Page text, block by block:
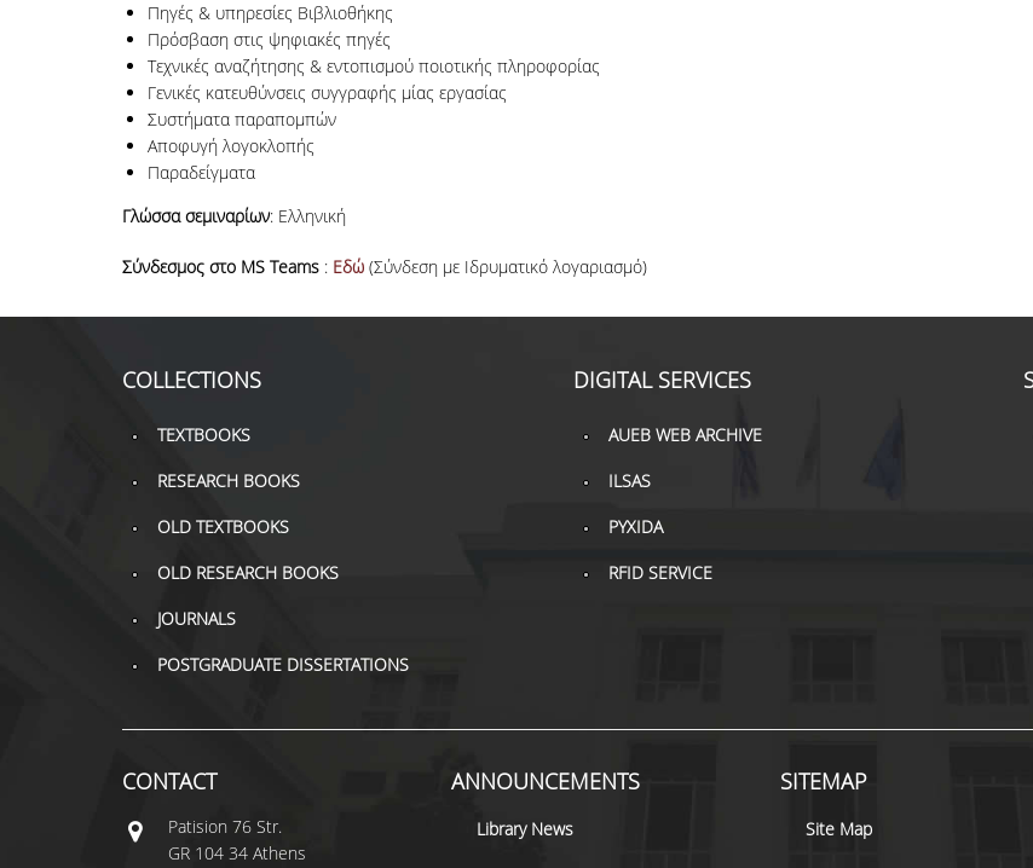
Πηγές & υπηρεσίες Βιβλιοθήκης
Πρόσβαση στις ψηφιακές πηγές
Τεχνικές αναζήτησης & εντοπισμού ποιοτικής πληροφορίας
Γενικές κατευθύνσεις συγγραφής μίας εργασίας
Συστήματα παραπομπών
Αποφυγή λογοκλοπής
Παραδείγματα
Γλώσσα σεμιναρίων: Ελληνική
Σύνδεσμος στο MS Teams : Εδώ (Σύνδεση με Ιδρυματικό λογαριασμό)
COLLECTIONS
TEXTBOOKS
RESEARCH BOOKS
OLD TEXTBOOKS
OLD RESEARCH BOOKS
JOURNALS
POSTGRADUATE DISSERTATIONS
DIGITAL SERVICES
AUEB WEB ARCHIVE
ILSAS
PYXIDA
RFID SERVICE
CONTACT
Patisiοn 76 Str.
GR 104 34 Athens
ANNOUNCEMENTS
Library News
SITEMAP
Site Map